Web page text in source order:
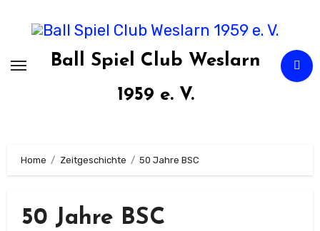
Ball Spiel Club Weslarn
1959 e. V.
Home Zeitgeschichte 50 Jahre BSC
50 Jahre BSC